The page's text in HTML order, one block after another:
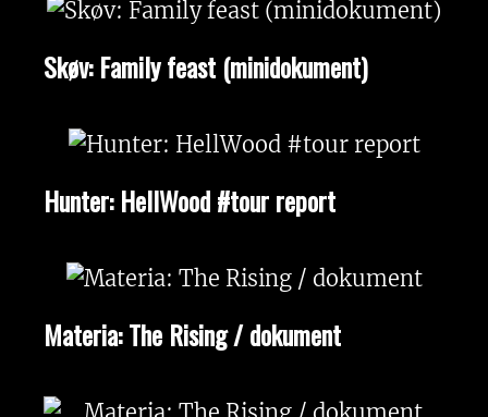
Skøv: Family feast (minidokument)
Hunter: HellWood #tour report
Materia: The Rising / dokument